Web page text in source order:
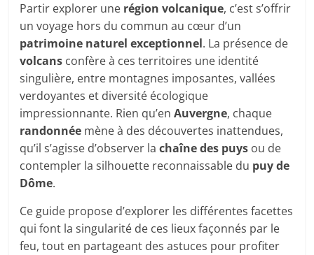
Partir explorer une région volcanique, c’est s’offrir
un voyage hors du commun au cœur d’un
patrimoine naturel exceptionnel. La présence de
volcans confère à ces territoires une identité
singulière, entre montagnes imposantes, vallées
verdoyantes et diversité écologique
impressionnante. Rien qu’enAuvergne, chaque
randonnée mène à des découvertes inattendues,
qu’il s’agisse d’observer lachaîne des puys ou de
contempler la silhouette reconnaissable du puy de
Dôme.
Ce guide propose d’explorer les différentes facettes
qui font la singularité de ces lieux façonnés par le
feu, tout en partageant des astuces pour profiter